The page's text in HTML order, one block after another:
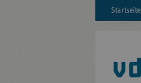
Startseite